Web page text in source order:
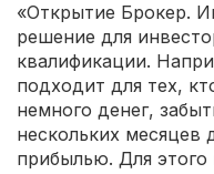
«Открытие Брокер.
решение для
квалификации.
подходит для тех,
немного денег,
нескольких месяцев
прибылью. Для